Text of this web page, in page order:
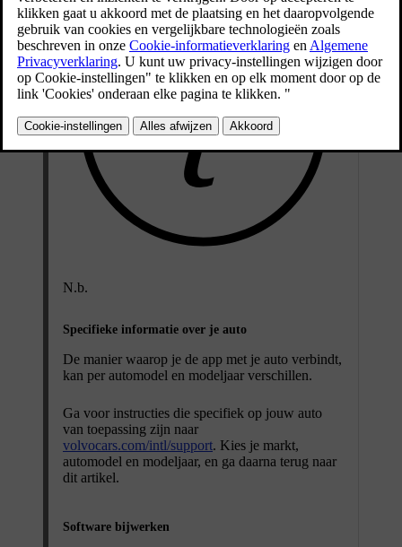
N.b.
Specifieke informatie over je auto
De manier waarop je de app met je auto verbindt,
kan per automodel en modeljaar verschillen.
Ga voor instructies die specifiek op jouw auto
van toepassing zijn naar
volvocars.com/intl/support. Kies je markt,
automodel en modeljaar, en ga daarna terug naar
dit artikel.
Software bijwerken